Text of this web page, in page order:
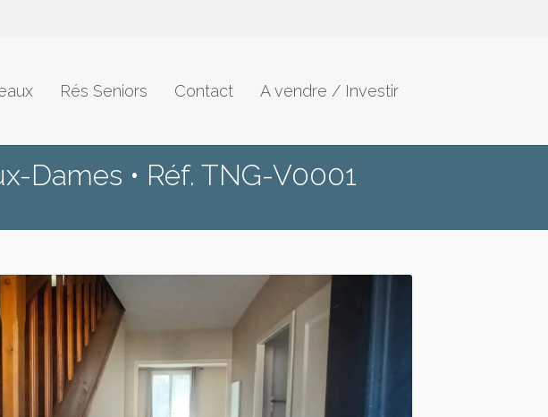
Rés Seniors Contact A vendre / Investir
Dames • Réf. TNG-V0001